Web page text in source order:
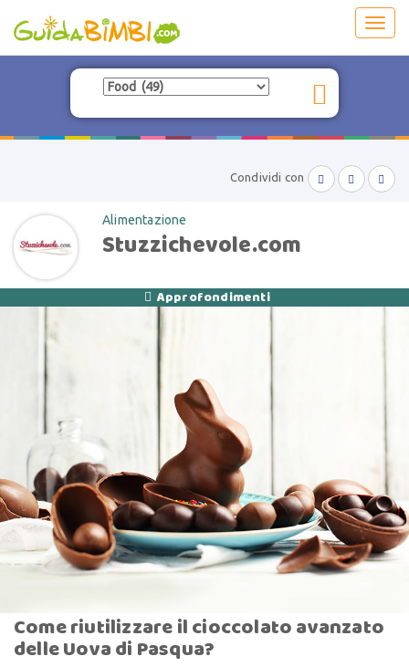
Condividi con   
Alimentazione
Stuzzichevole.com
 Approfondimenti
Come riutilizzare il cioccolato avanzato
delle Uova di Pasqua?